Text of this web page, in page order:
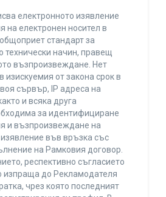
електронното изявление
на електронен носител в
стандарт за
технически начин, правещ
възпроизвеждане. Нет
изискуемия от закона срок в
сървър, IP адреса на
и всяка друга
за идентифициране
и възпроизвеждане на
във връзка със
на Рамковия договор.
респективно съгласието
изпраща до Рекламодателя
чрез която последният